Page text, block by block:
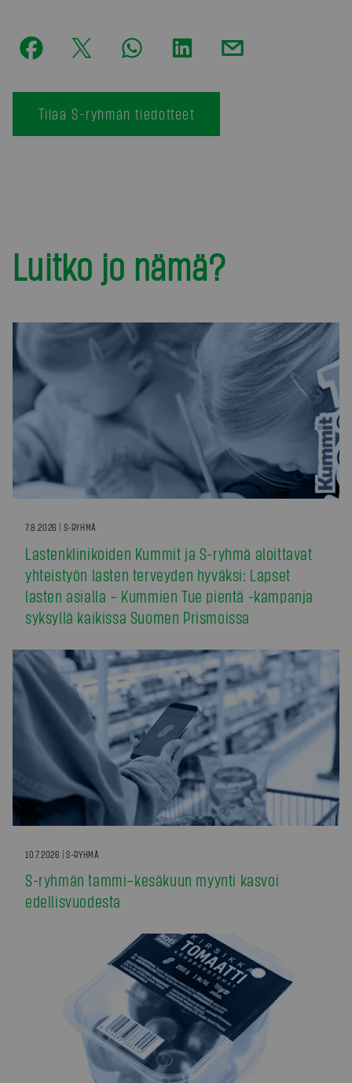
Tilaa S-ryhmän tiedotteet
Luitko jo nämä?
7.8.2026 | S-RYHMÄ
Lastenklinikoiden Kummit ja S-ryhmä aloittavat
yhteistyön lasten terveyden hyväksi: Lapset
lasten asialla – Kummien Tue pientä -kampanja
syksyllä kaikissa Suomen Prismoissa
10.7.2026 | S-RYHMÄ
S-ryhmän tammi–kesäkuun myynti kasvoi
edellisvuodesta